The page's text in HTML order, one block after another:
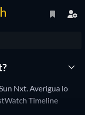
Nxt. Averigua lo
Timeline